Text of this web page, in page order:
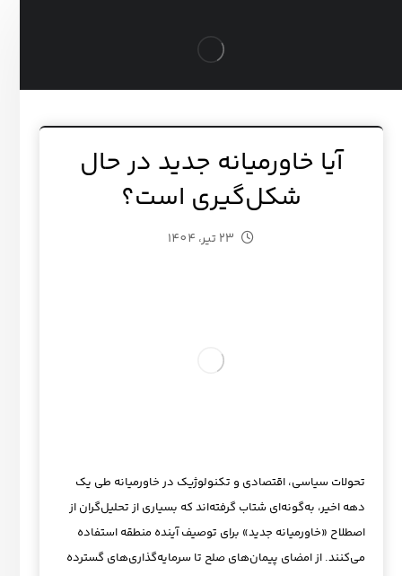
آیا خاورمیانه جدید در حال
شکل‌گیری است؟
23 تیر، 1404
تحولات سیاسی، اقتصادی و تکنولوژیک در خاورمیانه طی یک
دهه اخیر، به‌گونه‌ای شتاب گرفته‌اند که بسیاری از تحلیل‌گران از
اصطلاح «خاورمیانه جدید» برای توصیف آینده منطقه استفاده
می‌کنند. از امضای پیمان‌های صلح تا سرمایه‌گذاری‌های گسترده